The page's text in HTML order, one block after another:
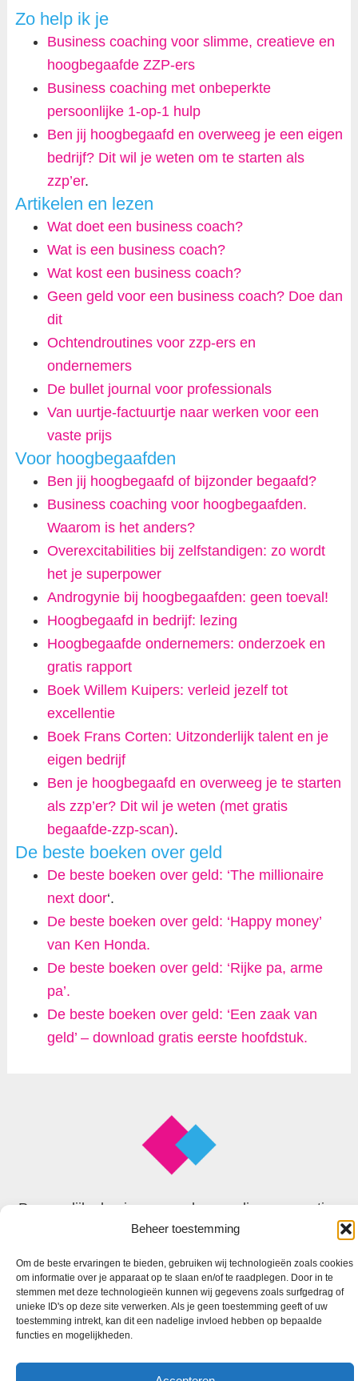
Beheer toestemming
Om de beste ervaringen te bieden, gebruiken wij technologieën zoals cookies
om informatie over je apparaat op te slaan en/of te raadplegen. Door in te
stemmen met deze technologieën kunnen wij gegevens zoals surfgedrag of
unieke ID's op deze site verwerken. Als je geen toestemming geeft of uw
toestemming intrekt, kan dit een nadelige invloed hebben op bepaalde
functies en mogelijkheden.
Zo help ik je
Business coaching voor slimme, creatieve en
hoogbegaafde ZZP-ers
Business coaching met onbeperkte
persoonlijke 1-op-1 hulp
Ben jij hoogbegaafd en overweeg je een eigen
bedrijf? Dit wil je weten om te starten als
zzp’er.
Artikelen en lezen
Wat doet een business coach?
Wat is een business coach?
Wat kost een business coach?
Geen geld voor een business coach? Doe dan
dit
Ochtendroutines voor zzp-ers en
ondernemers
De bullet journal voor professionals
Van uurtje-factuurtje naar werken voor een
vaste prijs
Voor hoogbegaafden
Ben jij hoogbegaafd of bijzonder begaafd?
Business coaching voor hoogbegaafden.
Waarom is het anders?
Overexcitabilities bij zelfstandigen: zo wordt
het je superpower
Androgynie bij hoogbegaafden: geen toeval!
Hoogbegaafd in bedrijf: lezing
Hoogbegaafde ondernemers: onderzoek en
gratis rapport
Boek Willem Kuipers: verleid jezelf tot
excellentie
Boek Frans Corten: Uitzonderlijk talent en je
eigen bedrijf
Ben je hoogbegaafd en overweeg je te starten
als zzp’er? Dit wil je weten (met gratis
begaafde-zzp-scan).
De beste boeken over geld
De beste boeken over geld: ‘The millionaire
next door‘.
De beste boeken over geld: ‘Happy money’
van Ken Honda.
De beste boeken over geld: ‘Rijke pa, arme
pa’.
De beste boeken over geld: ‘Een zaak van
geld’ – download gratis eerste hoofdstuk.
Persoonlijke business coach voor slimme, creatieve
en begaafde zzp’ers
© 2026 Faxion